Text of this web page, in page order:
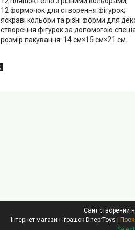
12 формочок для створення фігурок;
яскраві кольори та різні форми для
створення фігурок за допомогою
розмір пакування: 14 см×15 см×21 см.
Сайт створений
Інтернет-магазин іграшок DneprToys |